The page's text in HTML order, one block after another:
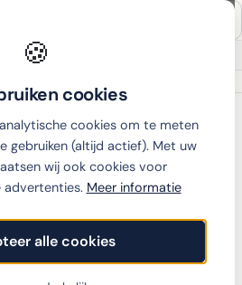
🍪
cookies
cookies om te meten
gebruiken (altijd actief). Met uw
wij ook cookies voor
advertenties. Meer informatie
alle cookies
Thuiswinkel partner
›KPN
met
KPN